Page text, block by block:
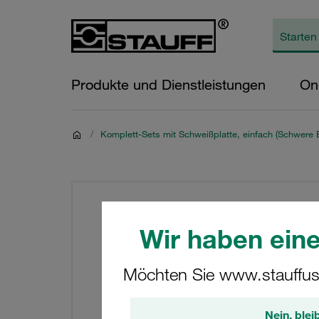
Wir haben
Möchten Sie
Nein,
Produkte und Dienstleistungen
/ Komplett-Sets mit Schweißplatte, einfach (Schwere